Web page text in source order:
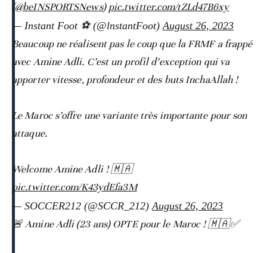
(@beINSPORTSNews)pic.twitter.com/tZLd47B6xy
— Instant Foot ⚽️ (@lnstantFoot)August 26, 2023
Beaucoup ne réalisent pas le coup que la FRMF a frappé
avec Amine Adli. C’est un profil d’exception qui va
apporter vitesse, profondeur et des buts InchaAllah !
Le Maroc s’offre une variante très importante pour son
attaque.
Welcome Amine Adli ! 🇲🇦
pic.twitter.com/K43ydEfa3M
— SOCCER212 (@SCCR_212)August 26, 2023
🚨 Amine Adli (23 ans) OPTE pour le Maroc ! 🇲🇦✅